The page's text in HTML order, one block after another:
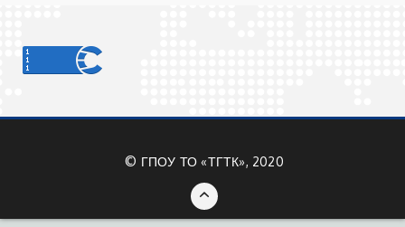
© ГПОУ ТО «ТГТК», 2020